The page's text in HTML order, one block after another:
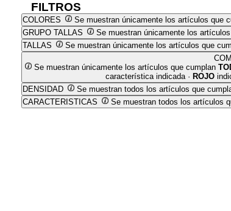
FILTROS
COLORES Se muestran únicamente los artículos que
GRUPO TALLAS
Se muestran únicamente los
TALLAS
Se muestran únicamente los artículos que
Se muestran únicamente los artículos que cumplan
característica indicada · ROJO
DENSIDAD
Se muestran todos los artículos que
CARACTERISTICAS
Se muestran todos los artículos